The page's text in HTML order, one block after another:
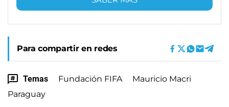
Para compartir en redes
Temas Fundación FIFA
Mauricio Macri
Paraguay